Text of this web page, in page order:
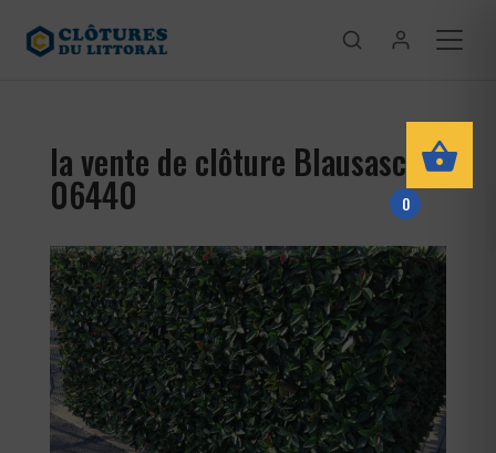
la vente de clôture Blausasc
06440 0